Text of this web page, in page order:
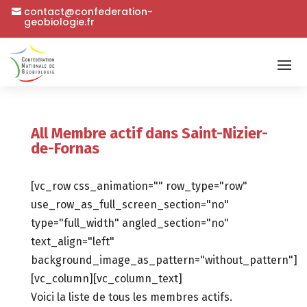
contact@confederation-
geobiologie.fr
All Membre actif dans Saint-Nizier-
de-Fornas
[vc_row css_animation="" row_type="row"
use_row_as_full_screen_section="no"
type="full_width" angled_section="no"
text_align="left"
background_image_as_pattern="without_pattern"]
[vc_column][vc_column_text]
Voici la liste de tous les membres actifs.